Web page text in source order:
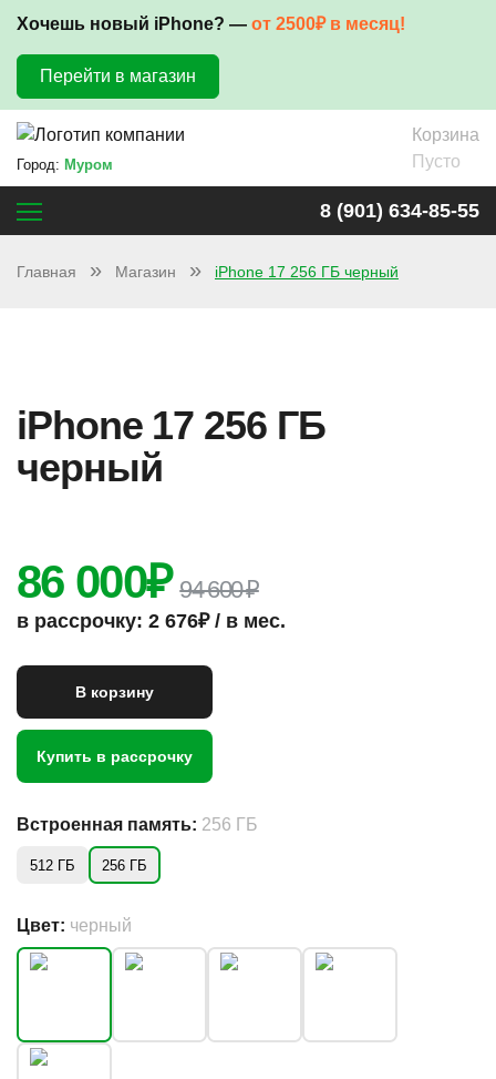
Хочешь новый iPhone? — от 2500₽ в месяц!
Перейти в магазин
Город: Муром
Корзина
Пусто
8 (901) 634-85-55
Главная Магазин iPhone 17 256 ГБ черный
iPhone 17 256 ГБ
черный
86 000₽ 94 600 ₽
в рассрочку: 2 676₽ / в мес.
В корзину
Купить в рассрочку
Встроенная память: 256 ГБ
512 ГБ 256 ГБ
Цвет: черный